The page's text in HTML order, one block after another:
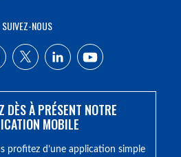
SUIVEZ-NOUS
DÈS À PRÉSENT NOTRE
MOBILE
profitez d’une application simple